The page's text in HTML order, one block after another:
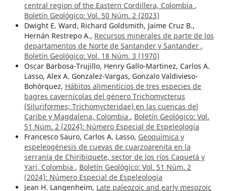
central region of the Eastern Cordillera, Colombia ,
Boletín Geológico: Vol. 50 Núm. 2 (2023)
Dwight E. Ward, Richard Goldsmith, Jaime Cruz B.,
Hernán Restrepo A., Recursos minerales de parte de los
departamentos de Norte de Santander y Santander ,
Boletín Geológico: Vol. 18 Núm. 3 (1970)
Oscar Barbosa-Trujillo, Henry Gallo-Martinez, Carlos A.
Lasso, Alex A. Gonzalez-Vargas, Gonzalo Valdivieso-
Bohórquez, Hábitos alimenticios de tres especies de
bagres cavernícolas del género Trichomycterus
(Siluriformes; Trichomycteridae) en las cuencas del
Caribe y Magdalena, Colombia , Boletín Geológico: Vol.
51 Núm. 2 (2024): Número Especial de Espeleología
Francesco Sauro, Carlos A. Lasso, Geoquímica y
espeleogénesis de cuevas de cuarzoarenita en la
serranía de Chiribiquete, sector de los ríos Caquetá y
Yarí, Colombia , Boletín Geológico: Vol. 51 Núm. 2
(2024): Número Especial de Espeleología
Jean H. Langenheim, Late paleozoic and early mesozoic